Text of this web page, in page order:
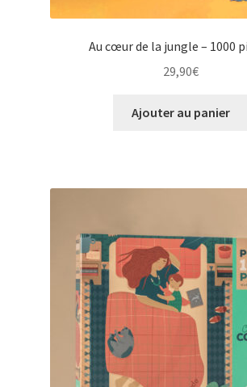
Au cœur de la jungle – 1000
29,90€
Ajouter au panier